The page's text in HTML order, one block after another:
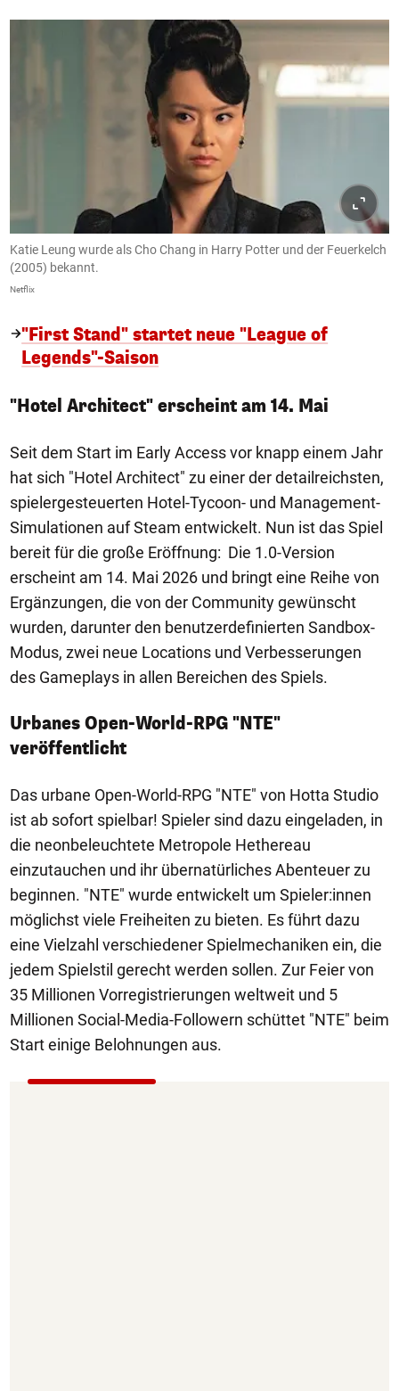
Katie Leung wurde als Cho Chang in Harry Potter und der Feuerkelch
(2005) bekannt.
Netflix
"First Stand" startet neue "League of
Legends"-Saison
"Hotel Architect" erscheint am 14. Mai
Seit dem Start im Early Access vor knapp einem Jahr
hat sich "Hotel Architect" zu einer der detailreichsten,
spielergesteuerten Hotel-Tycoon- und Management-
Simulationen auf Steam entwickelt. Nun ist das Spiel
bereit für die große Eröffnung: Die 1.0-Version
erscheint am 14. Mai 2026 und bringt eine Reihe von
Ergänzungen, die von der Community gewünscht
wurden, darunter den benutzerdefinierten Sandbox-
Modus, zwei neue Locations und Verbesserungen
des Gameplays in allen Bereichen des Spiels.
Urbanes Open-World-RPG "NTE"
veröffentlicht
Das urbane Open-World-RPG "NTE" von Hotta Studio
ist ab sofort spielbar! Spieler sind dazu eingeladen, in
die neonbeleuchtete Metropole Hethereau
einzutauchen und ihr übernatürliches Abenteuer zu
beginnen. "NTE" wurde entwickelt um Spieler:innen
möglichst viele Freiheiten zu bieten. Es führt dazu
eine Vielzahl verschiedener Spielmechaniken ein, die
jedem Spielstil gerecht werden sollen. Zur Feier von
35 Millionen Vorregistrierungen weltweit und 5
Millionen Social-Media-Followern schüttet "NTE" beim
Start einige Belohnungen aus.